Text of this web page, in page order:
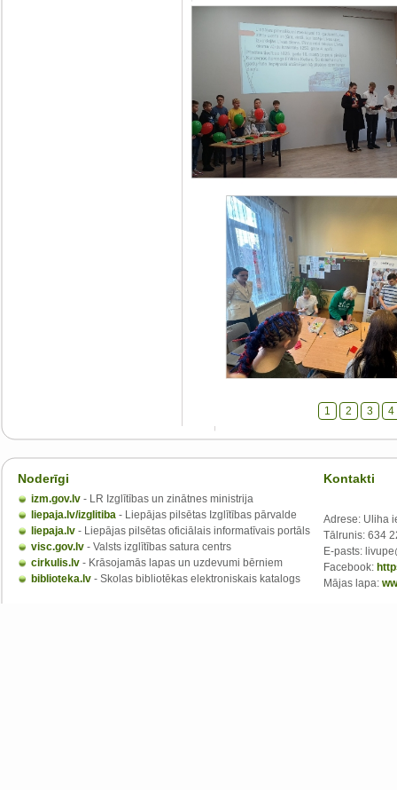
1 2 3 4
Noderīgi
izm.gov.lv - LR Izglītības un zinātnes ministrija
liepaja.lv/izglitiba - Liepājas pilsētas Izglītības pārvalde
liepaja.lv - Liepājas pilsētas oficiālais informatīvais portāls
visc.gov.lv - Valsts izglītības satura centrs
cirkulis.lv - Krāsojamās lapas un uzdevumi bērniem
biblioteka.lv - Skolas bibliotēkas elektroniskais katalogs
Kontakti
Adrese: Uliha
Tālrunis: 634
E-pasts:
Facebook:
Mājas lapa: